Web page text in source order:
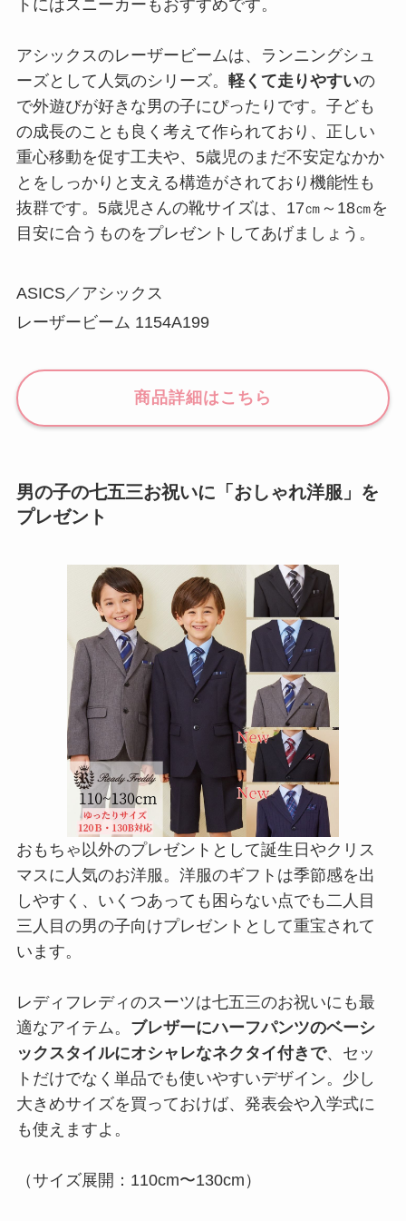
トにはスニーカーもおすすめです。
アシックスのレーザービームは、ランニングシュ
ーズとして人気のシリーズ。 軽くて走りやすいの
で外遊びが好きな男の子にぴったりです。子ども
の成長のことも良く考えて作られており、正しい
重心移動を促す工夫や、5歳児のまだ不安定なかか
とをしっかりと支える構造がされており機能性も
抜群です。5歳児さんの靴サイズは、17㎝～18㎝を
目安に合うものをプレゼントしてあげましょう。
ASICS／アシックス
レーザービーム 1154A199
商品詳細はこちら
男の子の七五三お祝いに「おしゃれ洋服」を
プレゼント
おもちゃ以外のプレゼントとして誕生日やクリス
マスに人気のお洋服。洋服のギフトは季節感を出
しやすく、いくつあっても困らない点でも二人目
三人目の男の子向けプレゼントとして重宝されて
います。
レディフレディのスーツは七五三のお祝いにも最
適なアイテム。 ブレザーにハーフパンツのベーシ
ックスタイルにオシャレなネクタイ付きで、セッ
トだけでなく単品でも使いやすいデザイン。少し
大きめサイズを買っておけば、発表会や入学式に
も使えますよ。
（サイズ展開：110cm〜130cm）